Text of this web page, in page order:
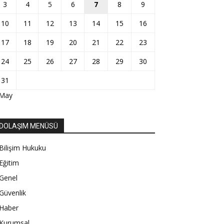
3
4 5 6 7 8
9
10
11 12 13 14 15
16
17
18 19 20 21 22
23
24
25 26 27 28 29
30
31
DOLAŞIM MENÜSÜ
Bilişim Hukuku
Eğitim
Haber